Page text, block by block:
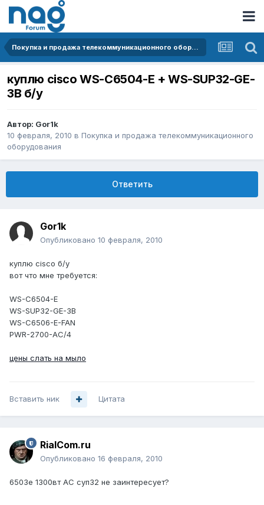
Покупка и продажа телекоммуникационного оборудования
куплю cisco WS-C6504-E + WS-SUP32-GE-
3B б/у
Автор: Gor1k
10 февраля, 2010 в Покупка и продажа телекоммуникационного
оборудования
Ответить
Gor1k
Опубликовано 10 февраля, 2010
куплю cisco б/у
вот что мне требуется:
WS-C6504-E
WS-SUP32-GE-3B
WS-C6506-E-FAN
PWR-2700-AC/4
цены слать на мыло
Вставить ник Цитата
RialCom.ru
Опубликовано 16 февраля, 2010
6503е 1300вт АС суп32 не заинтересует?